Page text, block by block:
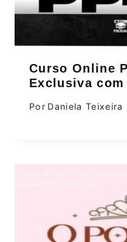
Curso Online
Exclusiva com
Por Daniela Teixeira